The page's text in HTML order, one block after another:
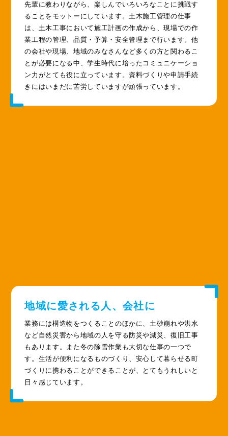
先輩に教わりながら、楽しんでいろいろなことに挑戦す
ることをモットーにしています。土木施工管理の仕事
は、土木工事において施工計画の作成から、現場での作
業工程の管理、品質・予算・安全管理まで行います。他
の会社や現場、地域のみなさんなど多くの方と関わるこ
とが必要になる中、学生時代に培ったコミュニケーショ
ン力がとても役に立っています。資料づくりや申請手続
きにはいまだに苦労していますが頑張っています。
地域に愛される人、会社に
業務には構造物をつくることのほかに、土砂崩れや洪水
など自然災害から地域の人を守る防災や減災、復旧工事
もあります。また冬の除雪作業も大切な仕事の一つで
す。生活が便利になるものづくり、安心して暮らせる町
づくりに携わることができることが、とてもうれしいと
日々感じています。